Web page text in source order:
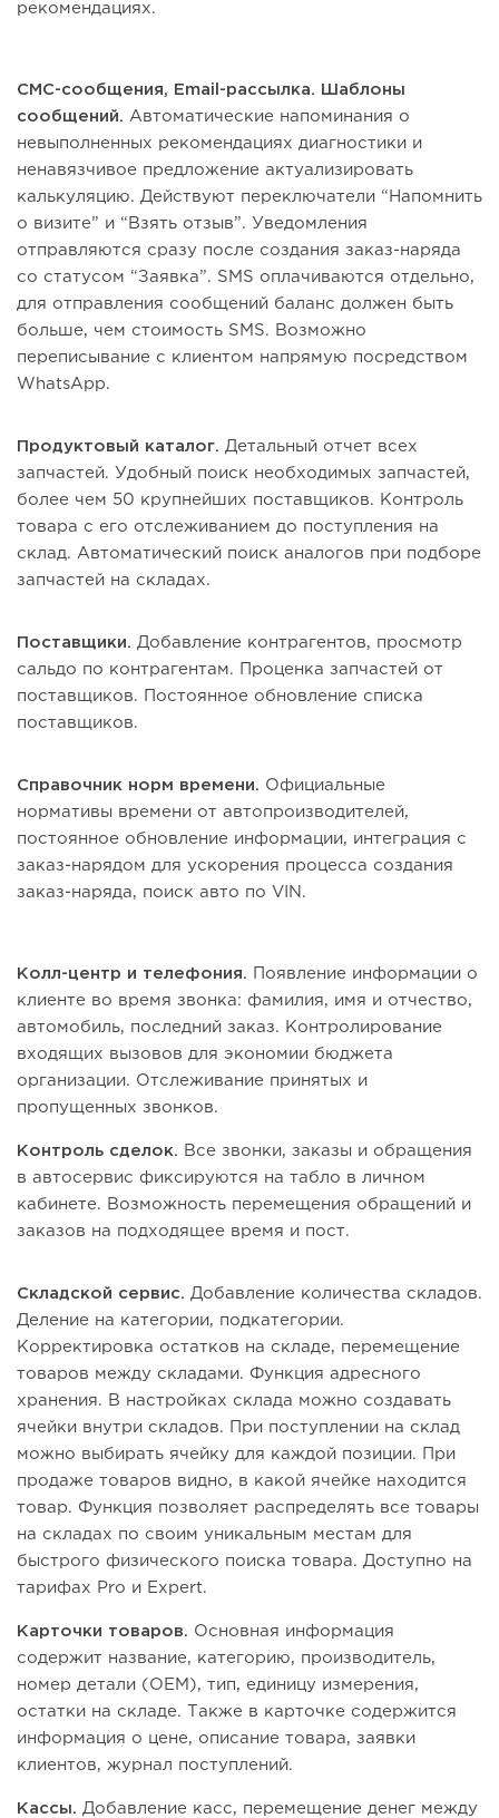
рекомендациях.
СМС-сообщения, Email-рассылка. Шаблоны
сообщений. Автоматические напоминания о
невыполненных рекомендациях диагностики и
ненавязчивое предложение актуализировать
калькуляцию. Действуют переключатели “Напомнить
о визите” и “Взять отзыв”. Уведомления
отправляются сразу после создания заказ-наряда
со статусом “Заявка”. SMS оплачиваются отдельно,
для отправления сообщений баланс должен быть
больше, чем стоимость SMS. Возможно
переписывание с клиентом напрямую посредством
WhatsApp.
Продуктовый каталог. Детальный отчет всех
запчастей. Удобный поиск необходимых запчастей,
более чем 50 крупнейших поставщиков. Контроль
товара с его отслеживанием до поступления на
склад. Автоматический поиск аналогов при подборе
запчастей на складах.
Поставщики. Добавление контрагентов, просмотр
сальдо по контрагентам. Проценка запчастей от
поставщиков. Постоянное обновление списка
поставщиков.
Справочник норм времени. Официальные
нормативы времени от автопроизводителей,
постоянное обновление информации, интеграция с
заказ-нарядом для ускорения процесса создания
заказ-наряда, поиск авто по VIN.
Колл-центр и телефония.
Появление информации о
клиенте во время звонка: фамилия, имя и отчество,
автомобиль, последний заказ. Контролирование
входящих вызовов для экономии бюджета
организации. Отслеживание принятых и
пропущенных звонков.
Контроль сделок.
Все звонки, заказы и обращения
в автосервис фиксируются на табло в личном
кабинете. Возможность перемещения обращений и
заказов на подходящее время и пост.
Складской сервис. Добавление количества складов.
Деление на категории, подкатегории.
Корректировка остатков на складе, перемещение
товаров между складами. Функция адресного
хранения. В настройках склада можно создавать
ячейки внутри складов. При поступлении на склад
можно выбирать ячейку для каждой позиции. При
продаже товаров видно, в какой ячейке находится
товар. Функция позволяет распределять все товары
на складах по своим уникальным местам для
быстрого физического поиска товара. Доступно на
тарифах Pro и Expert.
Карточки товаров. Основная информация
содержит название, категорию, производитель,
номер детали (OEM), тип, единицу измерения,
остатки на складе. Также в карточке содержится
информация о цене, описание товара, заявки
клиентов, журнал поступлений.
Кассы. Добавление касс, перемещение денег между